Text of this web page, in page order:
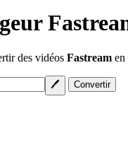
des vidéos Fastream en